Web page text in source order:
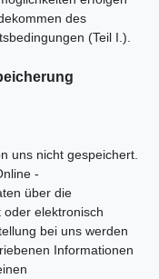
des
(Teil I.).
uns nicht gespeichert.
-
über die
oder elektronisch
bei uns werden
Informationen